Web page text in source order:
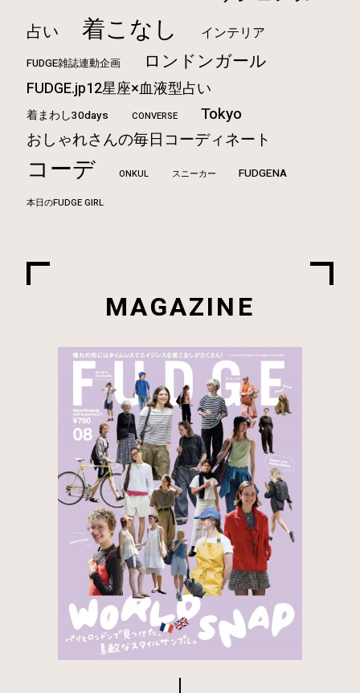
占い 着こなし インテリア
FUDGE雑誌連動企画 ロンドンガール
FUDGE.jp12星座×血液型占い
着まわし30days CONVERSE
Tokyo
おしゃれさんの毎日コーディネート
コーデ ONKUL スニーカー FUDGENA
本日のFUDGE GIRL
MAGAZINE